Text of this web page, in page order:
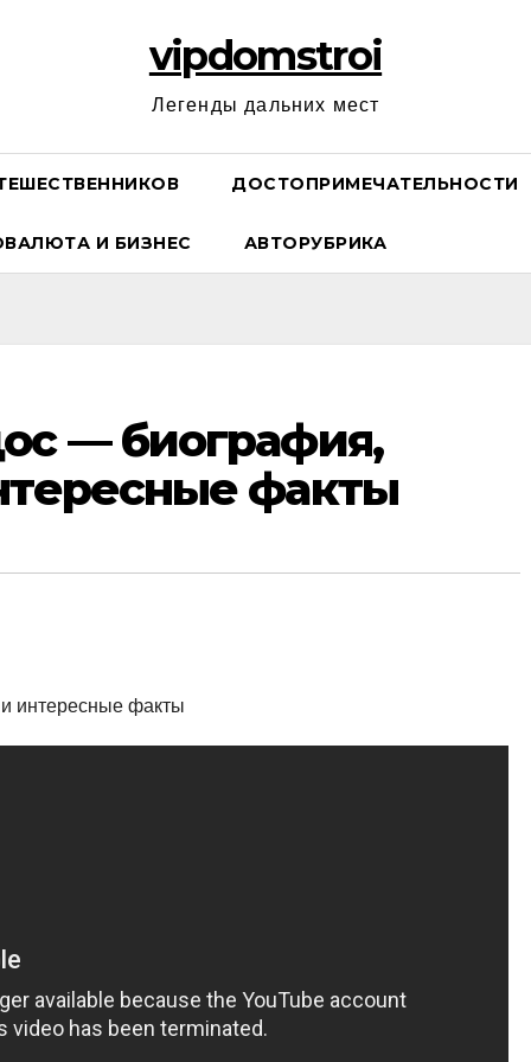
vipdomstroi
Легенды дальних мест
ДОСТОПРИМЕЧАТЕЛЬНОСТИ
И БИЗНЕС АВТОРУБРИКА
— биография,
факты